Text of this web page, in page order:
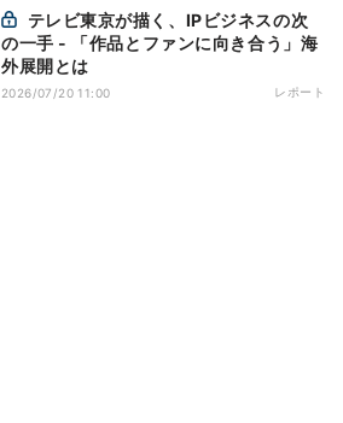
の一手 - 「作品とファンに向き合う」海
外展開とは
2026/07/20 11:00 レポート